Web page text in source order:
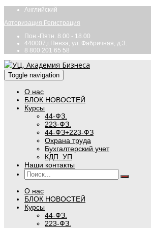
Английский
Авторизация Регистрация
Пон.-Пятн. 8.00 - 18.00
440007,г.Пенза, ул. Фабричная, д.3.
8 800 201 65 58
Toggle navigation
О нас
БЛОК НОВОСТЕЙ
Курсы
44-ФЗ.
223-ФЗ.
44-ФЗ+223-ФЗ
Охрана труда
Бухгалтерский учет
КДП. УП
Наши контакты
О нас
БЛОК НОВОСТЕЙ
Курсы
44-ФЗ.
223-ФЗ.